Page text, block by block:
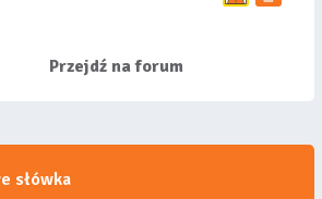
lis...
Przejdź na forum
słówka